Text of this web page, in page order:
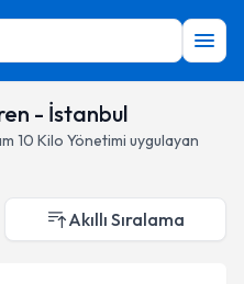
- İstanbul
10 Kilo Yönetimi uygulayan
Akıllı Sıralama